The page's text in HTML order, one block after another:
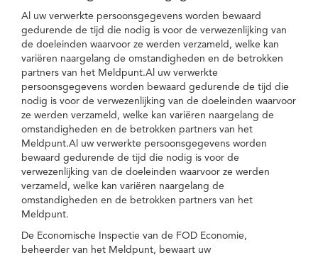
Al uw verwerkte persoonsgegevens worden bewaard
gedurende de tijd die nodig is voor de verwezenlijking van
de doeleinden waarvoor ze werden verzameld, welke kan
variëren naargelang de omstandigheden en de betrokken
partners van het Meldpunt.Al uw verwerkte
persoonsgegevens worden bewaard gedurende de tijd die
nodig is voor de verwezenlijking van de doeleinden waarvoor
ze werden verzameld, welke kan variëren naargelang de
omstandigheden en de betrokken partners van het
Meldpunt.Al uw verwerkte persoonsgegevens worden
bewaard gedurende de tijd die nodig is voor de
verwezenlijking van de doeleinden waarvoor ze werden
verzameld, welke kan variëren naargelang de
omstandigheden en de betrokken partners van het
Meldpunt.
De Economische Inspectie van de FOD Economie,
beheerder van het Meldpunt, bewaart uw